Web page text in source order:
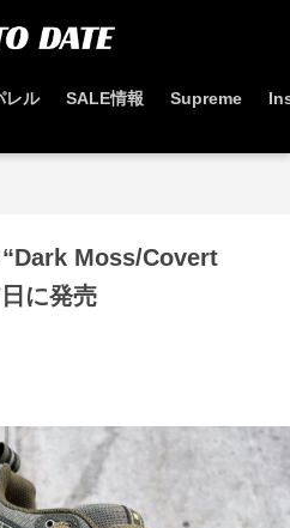
レル SALE情報 Supreme
Moss/Covert
に発売